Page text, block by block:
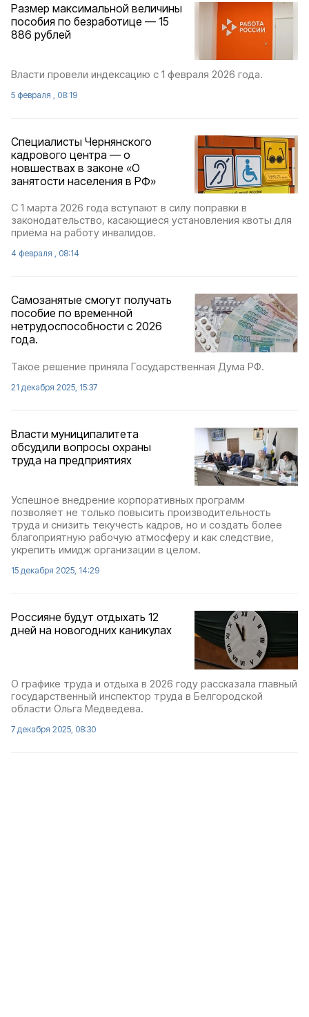
Размер максимальной величины
пособия по безработице — 15
886 рублей
Власти провели индексацию с 1 февраля 2026 года.
5 февраля , 08:19
Специалисты Чернянского
кадрового центра — о
новшествах в законе «О
занятости населения в РФ»
С 1 марта 2026 года вступают в силу поправки в
законодательство, касающиеся установления квоты для
приёма на работу инвалидов.
4 февраля , 08:14
Самозанятые смогут получать
пособие по временной
нетрудоспособности с 2026
года.
Такое решение приняла Государственная Дума РФ.
21 декабря 2025, 15:37
Власти муниципалитета
обсудили вопросы охраны
труда на предприятиях
Успешное внедрение корпоративных программ
позволяет не только повысить производительность
труда и снизить текучесть кадров, но и создать более
благоприятную рабочую атмосферу и как следствие,
укрепить имидж организации в целом.
15 декабря 2025, 14:29
Россияне будут отдыхать 12
дней на новогодних каникулах
О графике труда и отдыха в 2026 году рассказала главный
государственный инспектор труда в Белгородской
области Ольга Медведева.
7 декабря 2025, 08:30